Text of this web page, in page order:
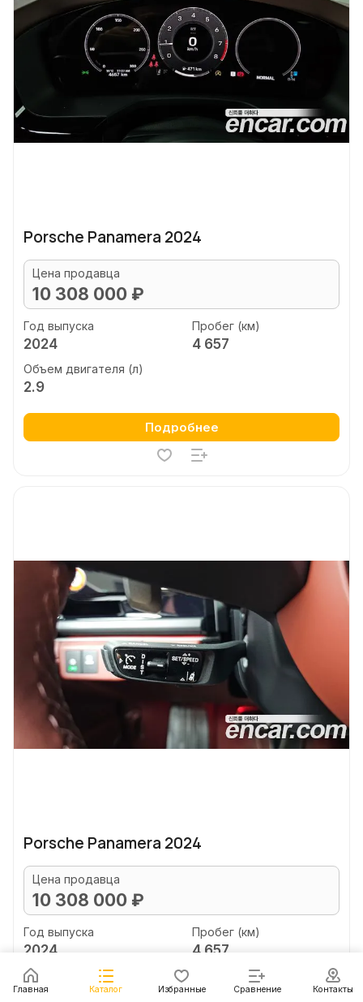
Porsche Panamera 2024
Цена продавца
10 308 000 ₽
Год выпуска
2024
Пробег (км)
4 657
Объем двигателя (л)
2.9
Подробнее
Porsche Panamera 2024
Цена продавца
10 308 000 ₽
Год выпуска
2024
Пробег (км)
4 657
Объем двигателя (л)
2.9
Главная Каталог Избранные Сравнение Контакты